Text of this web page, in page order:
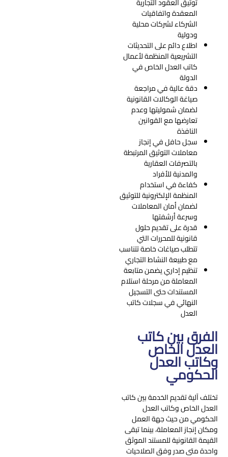
توثيق العقود التجارية
المعقدة واتفاقيات
الشركاء لشركات محلية
ودولية
اطلاع دائم على التحديثات
التشريعية المنظمة لأعمال
كاتب العدل الخاص في
الدولة
دقة عالية في مراجعة
صياغة الوكالات القانونية
لضمان شموليتها وعدم
تعارضها مع القوانين
النافذة
سجل حافل في إنجاز
معاملات التوثيق المرتبطة
بالتصرفات العقارية
والمدنية للأفراد
كفاءة في استخدام
المنظمة الإلكترونية للتوثيق
لضمان أمان المعاملات
وسرعة أرشفتها
قدرة على تقديم حلول
قانونية للمحررات التي
تتطلب صياغات خاصة تتناسب
مع طبيعة النشاط التجاري
تنظيم إداري يضمن متابعة
المعاملة من مرحلة استلام
المستندات حتى التسجيل
النهائي في سجلات كاتب
العدل
الفرق بين كاتب
العدل الخاص
وكاتب العدل
الحكومي
تختلف آلية تقديم الخدمة بين كاتب
العدل الخاص وكاتب العدل
الحكومي من حيث جهة العمل
ومكان إنجاز المعاملة، بينما تبقى
القيمة القانونية للمستند الموثق
واحدة متى صدر وفق الصلاحيات